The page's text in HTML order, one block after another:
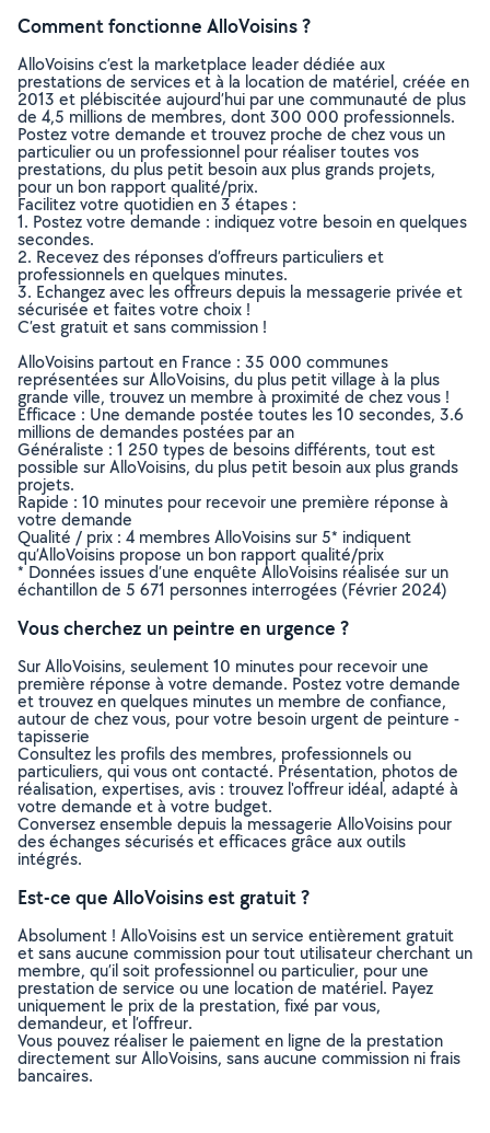
Comment fonctionne AlloVoisins ?
AlloVoisins c’est la marketplace leader dédiée aux
prestations de services et à la location de matériel, créée en
2013 et plébiscitée aujourd’hui par une communauté de plus
de 4,5 millions de membres, dont 300 000 professionnels.
Postez votre demande et trouvez proche de chez vous un
particulier ou un professionnel pour réaliser toutes vos
prestations, du plus petit besoin aux plus grands projets,
pour un bon rapport qualité/prix.
Facilitez votre quotidien en 3 étapes :
1. Postez votre demande : indiquez votre besoin en quelques
secondes.
2. Recevez des réponses d’offreurs particuliers et
professionnels en quelques minutes.
3. Echangez avec les offreurs depuis la messagerie privée et
sécurisée et faites votre choix !
C’est gratuit et sans commission !
AlloVoisins partout en France : 35 000 communes
représentées sur AlloVoisins, du plus petit village à la plus
grande ville, trouvez un membre à proximité de chez vous !
Efficace : Une demande postée toutes les 10 secondes, 3.6
millions de demandes postées par an
Généraliste : 1 250 types de besoins différents, tout est
possible sur AlloVoisins, du plus petit besoin aux plus grands
projets.
Rapide : 10 minutes pour recevoir une première réponse à
votre demande
Qualité / prix : 4 membres AlloVoisins sur 5* indiquent
qu’AlloVoisins propose un bon rapport qualité/prix
* Données issues d’une enquête AlloVoisins réalisée sur un
échantillon de 5 671 personnes interrogées (Février 2024)
Vous cherchez un peintre en urgence ?
Sur AlloVoisins, seulement 10 minutes pour recevoir une
première réponse à votre demande. Postez votre demande
et trouvez en quelques minutes un membre de confiance,
autour de chez vous, pour votre besoin urgent de peinture -
tapisserie
Consultez les profils des membres, professionnels ou
particuliers, qui vous ont contacté. Présentation, photos de
réalisation, expertises, avis : trouvez l'offreur idéal, adapté à
votre demande et à votre budget.
Conversez ensemble depuis la messagerie AlloVoisins pour
des échanges sécurisés et efficaces grâce aux outils
intégrés.
Est-ce que AlloVoisins est gratuit ?
Absolument ! AlloVoisins est un service entièrement gratuit
et sans aucune commission pour tout utilisateur cherchant un
membre, qu’il soit professionnel ou particulier, pour une
prestation de service ou une location de matériel. Payez
uniquement le prix de la prestation, fixé par vous,
demandeur, et l’offreur.
Vous pouvez réaliser le paiement en ligne de la prestation
directement sur AlloVoisins, sans aucune commission ni frais
bancaires.